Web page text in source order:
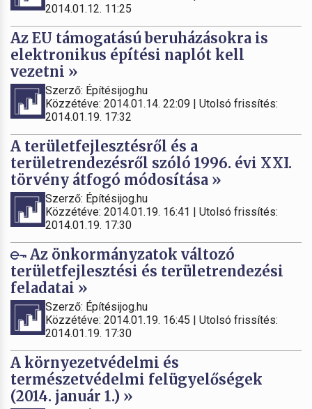
2014.01.12. 11:25
Az EU támogatású beruházásokra is
elektronikus építési naplót kell
vezetni »
Szerző: Építésijog.hu
Közzétéve: 2014.01.14. 22:09 | Utolsó frissítés:
2014.01.19. 17:32
A területfejlesztésről és a
területrendezésről szóló 1996. évi XXI.
törvény átfogó módosítása »
Szerző: Építésijog.hu
Közzétéve: 2014.01.19. 16:41 | Utolsó frissítés:
2014.01.19. 17:30
Az önkormányzatok változó
területfejlesztési és területrendezési
feladatai »
Szerző: Építésijog.hu
Közzétéve: 2014.01.19. 16:45 | Utolsó frissítés:
2014.01.19. 17:30
A környezetvédelmi és
természetvédelmi felügyelőségek
(2014. január 1.) »